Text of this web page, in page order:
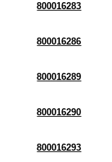
800016283
800016286
800016289
800016290
800016293